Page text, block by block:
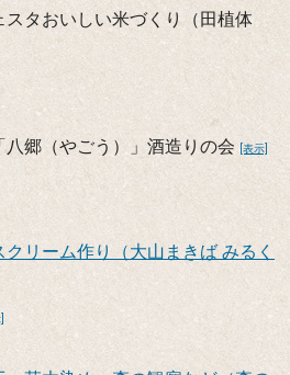
スタおいしい米づくり（田植体
八郷（やごう）」酒造りの会 [表示]
クリーム作り（大山まきば みるく